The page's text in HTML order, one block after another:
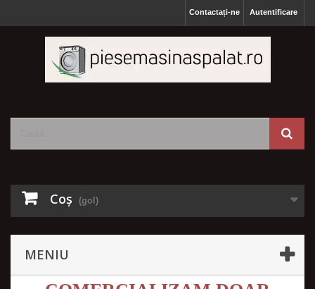
Autentificare
Contactați-ne
Coş (gol)
MENIU